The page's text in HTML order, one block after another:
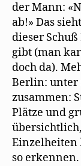
der Mann:
ab!» Das
dieser
gibt (man
doch da).
Berlin: unter
zusammen:
Plätze und
Einzelheiten
so erkennen.